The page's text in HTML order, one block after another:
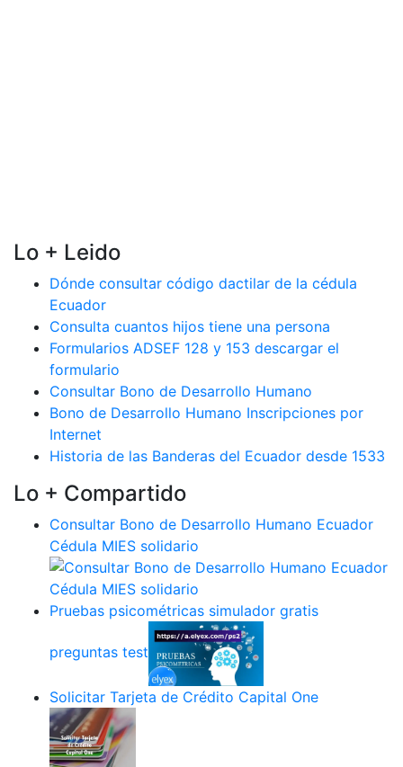
Lo + Leido
Dónde consultar código dactilar de la cédula
Ecuador
Consulta cuantos hijos tiene una persona
Formularios ADSEF 128 y 153 descargar el
formulario
Consultar Bono de Desarrollo Humano
Bono de Desarrollo Humano Inscripciones por
Internet
Historia de las Banderas del Ecuador desde 1533
Lo + Compartido
Consultar Bono de Desarrollo Humano Ecuador
Cédula MIES solidario
Pruebas psicométricas simulador gratis
preguntas test
Solicitar Tarjeta de Crédito Capital One